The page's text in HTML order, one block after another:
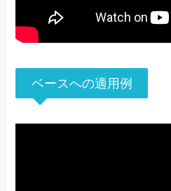
ベースへの適用例